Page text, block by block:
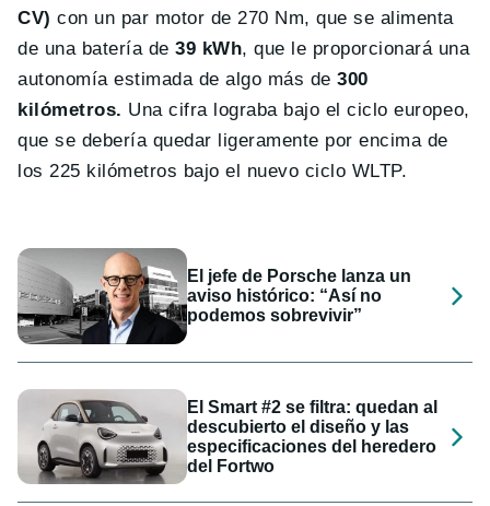
CV) con un par motor de 270 Nm, que se alimenta
de una batería de39 kWh, que le proporcionará una
autonomía estimada de algo más de300
kilómetros. Una cifra lograba bajo el ciclo europeo,
que se debería quedar ligeramente por encima de
los 225 kilómetros bajo el nuevo ciclo WLTP.
El jefe de Porsche lanza un
aviso histórico: “Así no
podemos sobrevivir”
El Smart #2 se filtra: quedan al
descubierto el diseño y las
especificaciones del heredero
del Fortwo